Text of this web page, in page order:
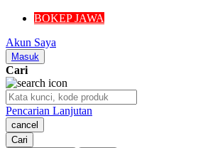
Oh Ma Grain
BOKEP JAWA
Akun Saya
Masuk
Cari
Pencarian Lanjutan
cancel
Cari